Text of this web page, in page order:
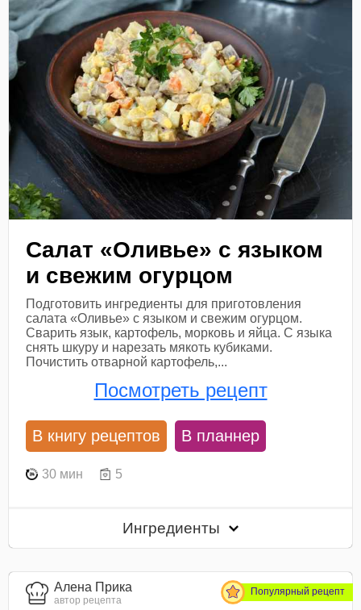
Салат «Оливье» с языком
и свежим огурцом
Подготовить ингредиенты для приготовления
салата «Оливье» с языком и свежим огурцом.
Сварить язык, картофель, морковь и яйца. С языка
снять шкуру и нарезать мякоть кубиками.
Почистить отварной картофель,...
Посмотреть рецепт
В книгу рецептов В планнер
30 мин 5
Ингредиенты
Алена Прика
автор рецепта
Популярный рецепт